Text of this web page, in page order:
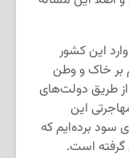
این کشور
بر خاک و وطن
از طریق دولت‌های
این
سود برده‌ایم که
است.